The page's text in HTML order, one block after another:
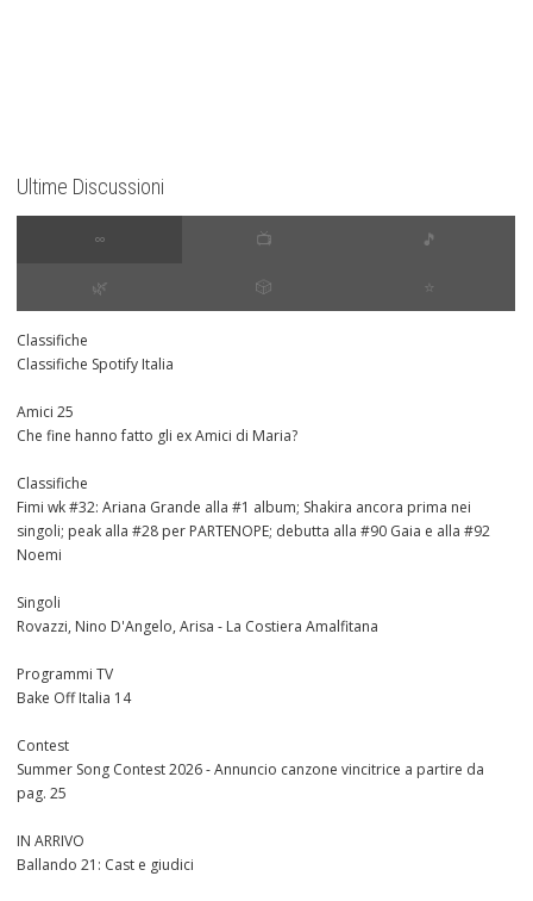
Ultime Discussioni
∞ 📺 🎵
🌿 🎲 ⭐️
Classifiche
Classifiche Spotify Italia
Amici 25
Che fine hanno fatto gli ex Amici di Maria?
Classifiche
Fimi wk #32: Ariana Grande alla #1 album; Shakira ancora prima nei
singoli; peak alla #28 per PARTENOPE; debutta alla #90 Gaia e alla #92
Noemi
Singoli
Rovazzi, Nino D'Angelo, Arisa - La Costiera Amalfitana
Programmi TV
Bake Off Italia 14
Contest
Summer Song Contest 2026 - Annuncio canzone vincitrice a partire da
pag. 25
IN ARRIVO
Ballando 21: Cast e giudici